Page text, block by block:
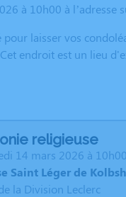
à 10h00 à l’adresse
laisser vos
endroit est un lieu
religieuse
14 mars 2026 à 10h00
Saint Léger de
la Division Leclerc